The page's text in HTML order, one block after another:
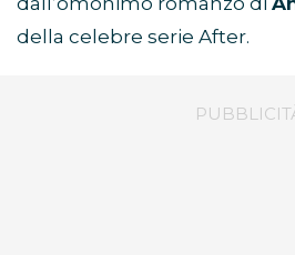
della celebre serie After.